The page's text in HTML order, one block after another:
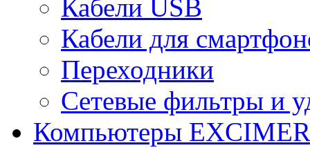
Кабели USB
Кабели для
Переходники
Сетевые фильтры и
Компьютеры